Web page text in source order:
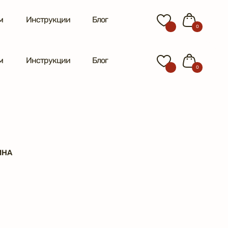
0
Инструкции Блог
Инструкции
0
Блог